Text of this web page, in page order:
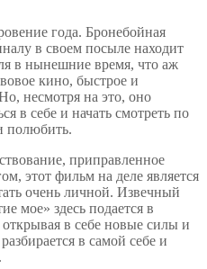
года. Бронебойная
в своем посыле находит
в нынешние время, что аж
кино, быстрое и
несмотря на это, оно
в себе и начать смотреть по
полюбить.
приправленное
этот фильм на деле является
очень личной. Извечный
мое» здесь подается в
в себе новые силы и
в самой себе и